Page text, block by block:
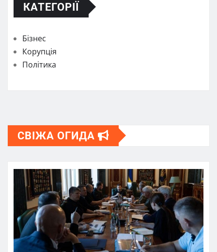
КАТЕГОРІЇ
Бізнес
Корупція
Політика
СВІЖА ОГИДА